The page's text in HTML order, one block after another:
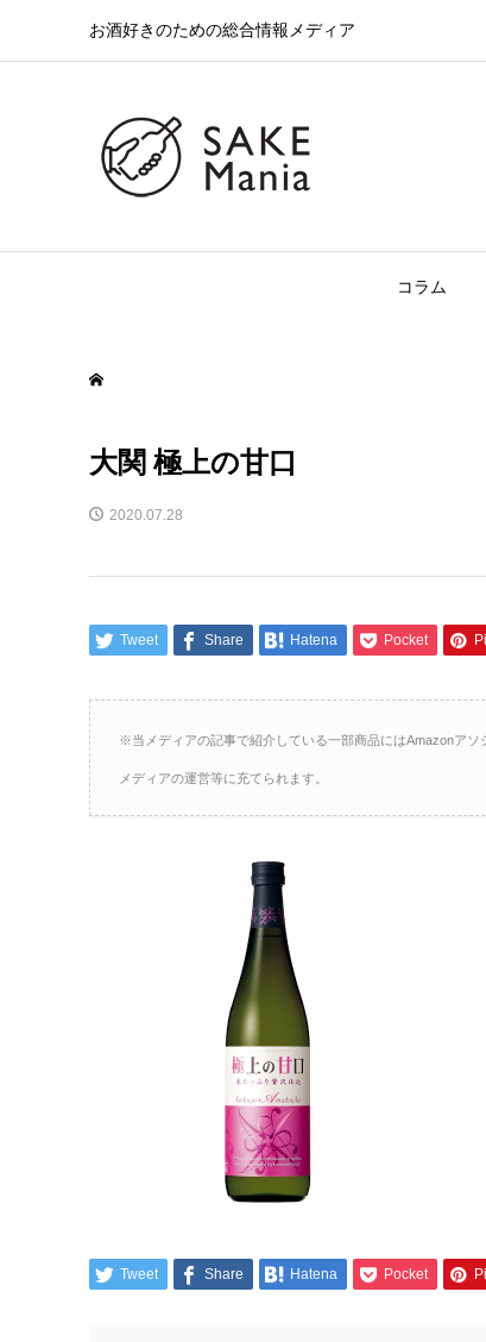
お酒好きのための総合情報メディア
コラム
大関 極上の甘口
2020.07.28
Tweet Share Hatena Pocket
※当メディアの記事で紹介している一部商品にはAmazonア
メディアの運営等に充てられます。
Tweet Share Hatena Pocket